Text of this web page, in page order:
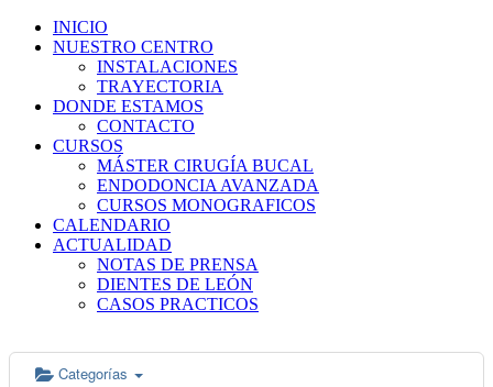
INICIO
NUESTRO CENTRO
INSTALACIONES
TRAYECTORIA
DONDE ESTAMOS
CONTACTO
CURSOS
MÁSTER CIRUGÍA BUCAL
ENDODONCIA AVANZADA
CURSOS MONOGRAFICOS
CALENDARIO
ACTUALIDAD
NOTAS DE PRENSA
DIENTES DE LEÓN
CASOS PRACTICOS
Categorías